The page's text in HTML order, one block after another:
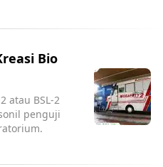
Bio
atau BSL-2
penguji